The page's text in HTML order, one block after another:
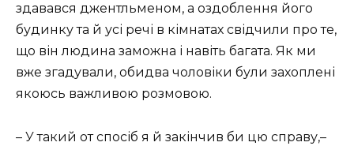
здавався джентльменом, а оздоблення його
будинку та й усі речі в кімнатах свідчили про те,
що він людина заможна і навіть багата. Як ми
вже згадували, обидва чоловіки були захоплені
якоюсь важливою розмовою.
– У такий от спосіб я й закінчив би цю справу,–